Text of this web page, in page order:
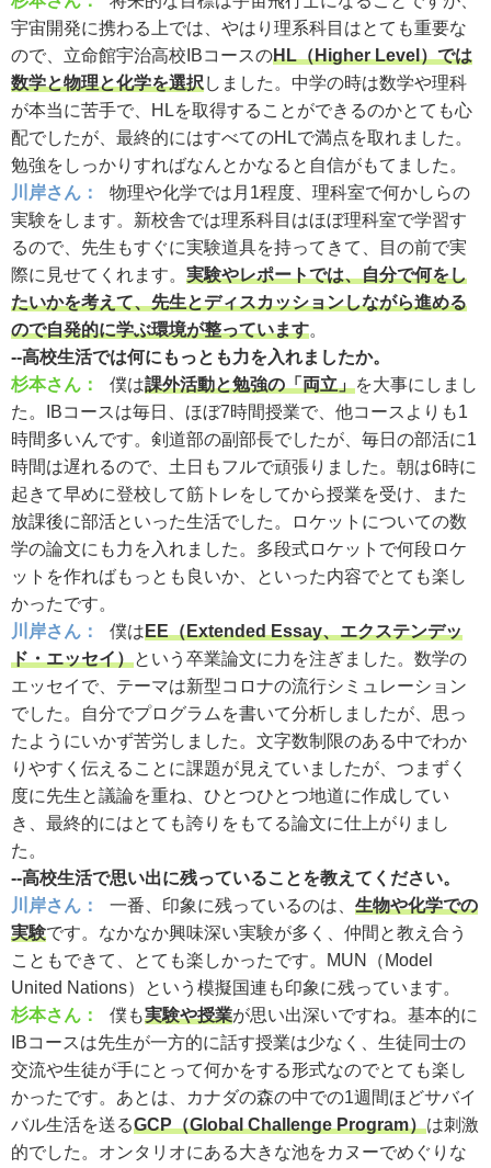
宇宙開発に携わる上では、やはり理系科目はとても重要な
ので、立命館宇治高校IBコースのHL（Higher Level）では
数学と物理と化学を選択しました。中学の時は数学や理科
が本当に苦手で、HLを取得することができるのかとても心
配でしたが、最終的にはすべてのHLで満点を取れました。
勉強をしっかりすればなんとかなると自信がもてました。
川岸さん：
物理や化学では月1程度、理科室で何かしらの
実験をします。新校舎では理系科目はほぼ理科室で学習す
るので、先生もすぐに実験道具を持ってきて、目の前で実
際に見せてくれます。 実験やレポートでは、自分で何をし
たいかを考えて、先生とディスカッションしながら進める
ので自発的に学ぶ環境が整っています。
--高校生活では何にもっとも力を入れましたか。
杉本さん：
僕は課外活動と勉強の「両立」を大事にしまし
た。IBコースは毎日、ほぼ7時間授業で、他コースよりも1
時間多いんです。剣道部の副部長でしたが、毎日の部活に1
時間は遅れるので、土日もフルで頑張りました。朝は6時に
起きて早めに登校して筋トレをしてから授業を受け、また
放課後に部活といった生活でした。ロケットについての数
学の論文にも力を入れました。多段式ロケットで何段ロケ
ットを作ればもっとも良いか、といった内容でとても楽し
かったです。
川岸さん：
僕はEE（Extended Essay、エクステンデッ
ド・エッセイ）という卒業論文に力を注ぎました。数学の
エッセイで、テーマは新型コロナの流行シミュレーション
でした。自分でプログラムを書いて分析しましたが、思っ
たようにいかず苦労しました。文字数制限のある中でわか
りやすく伝えることに課題が見えていましたが、つまずく
度に先生と議論を重ね、ひとつひとつ地道に作成してい
き、最終的にはとても誇りをもてる論文に仕上がりまし
た。
--高校生活で思い出に残っていることを教えてください。
川岸さん：
一番、印象に残っているのは、 生物や化学での
実験です。なかなか興味深い実験が多く、仲間と教え合う
こともできて、とても楽しかったです。MUN（Model
United Nations）という模擬国連も印象に残っています。
杉本さん：
僕も実験や授業が思い出深いですね。基本的に
IBコースは先生が一方的に話す授業は少なく、生徒同士の
交流や生徒が手にとって何かをする形式なのでとても楽し
かったです。あとは、カナダの森の中での1週間ほどサバイ
バル生活を送るGCP（Global Challenge Program）は刺激
的でした。オンタリオにある大きな池をカヌーでめぐりな